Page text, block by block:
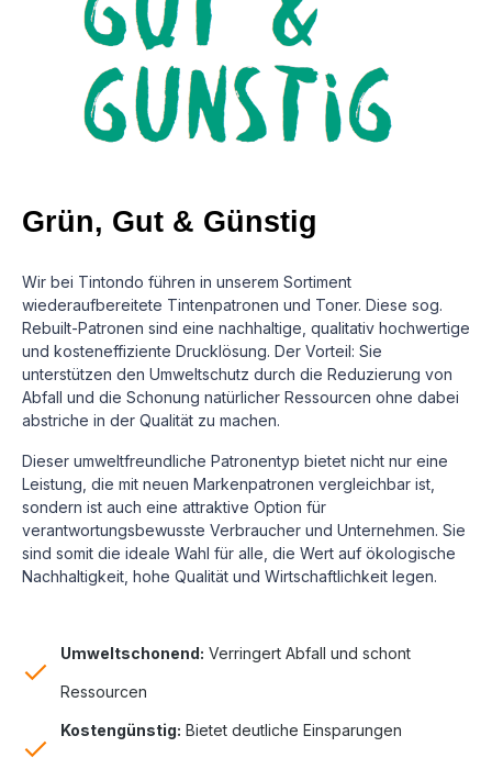
Grün, Gut & Günstig
Wir bei Tintondo führen in unserem Sortiment
wiederaufbereitete Tintenpatronen und Toner. Diese sog.
Rebuilt-Patronen sind eine nachhaltige, qualitativ hochwertige
und kosteneffiziente Drucklösung. Der Vorteil: Sie
unterstützen den Umweltschutz durch die Reduzierung von
Abfall und die Schonung natürlicher Ressourcen ohne dabei
abstriche in der Qualität zu machen.
Dieser umweltfreundliche Patronentyp bietet nicht nur eine
Leistung, die mit neuen Markenpatronen vergleichbar ist,
sondern ist auch eine attraktive Option für
verantwortungsbewusste Verbraucher und Unternehmen. Sie
sind somit die ideale Wahl für alle, die Wert auf ökologische
Nachhaltigkeit, hohe Qualität und Wirtschaftlichkeit legen.
Umweltschonend: Verringert Abfall und schont
Ressourcen
Kostengünstig: Bietet deutliche Einsparungen